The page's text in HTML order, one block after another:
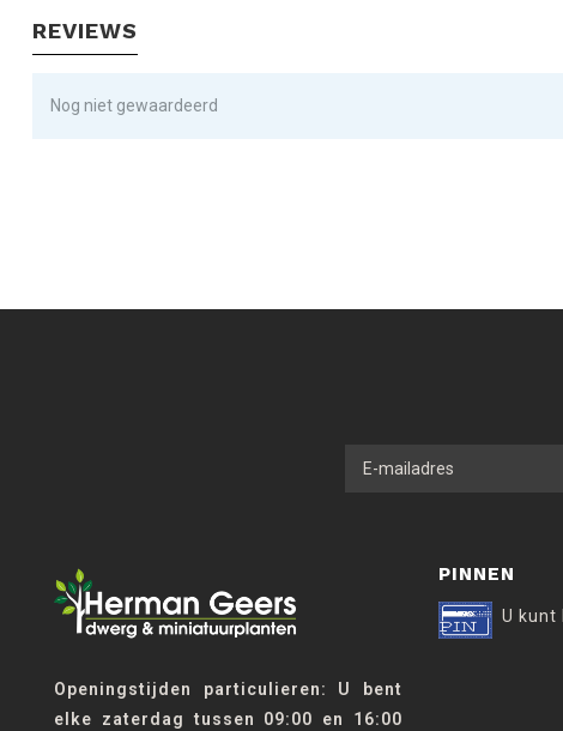
REVIEWS
Nog niet gewaardeerd
Openingstijden particulieren: U bent
elke zaterdag tussen 09:00 en 16:00
PINNEN
U kunt